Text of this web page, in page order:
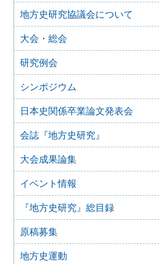
2025年10月7日
2025年度第１回研究例会のご案内（
合同例会）（2025年11月8日）
2025年9月3日
2024年度第8回研究例会のご案内（
2025年6月5日
20日）
2025年6月5日
2024年度第6回研究例会（2025年7月
2025年5月12日
2024年度第5回研究例会（2025年5月
2025年2月27日
2025年1月21日
2024年度第3回研究例会（兵庫大会
23日）
2024年度第２回研究例会（2025年１
地方史研究協議会について
大会・総会
研究例会
シンポジウム
日本史関係卒業論文発表会
会誌『地方史研究』
大会成果論集
イベント情報
『地方史研究』総目録
原稿募集
地方史運動